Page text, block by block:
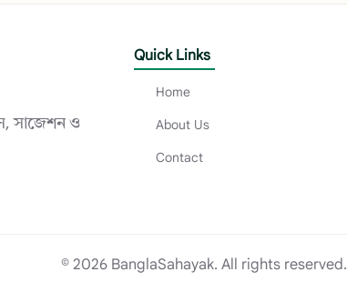
সাজেশন ও
Quick Links
Home
About Us
Contact
© 2026 BanglaSahayak. All rights reserved.